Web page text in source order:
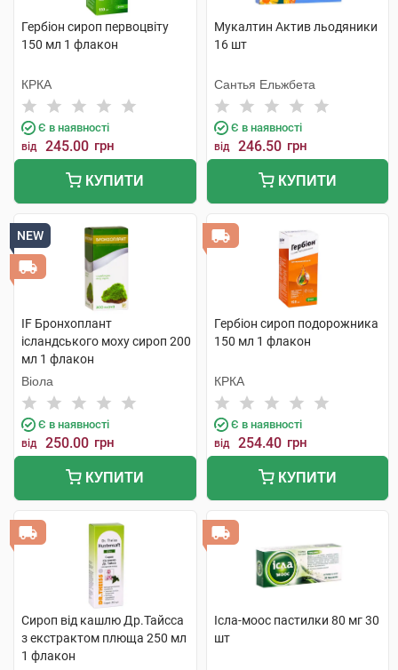
Гербіон сироп первоцвіту
150 мл 1 флакон
КРКА
Є в наявності
від 245.00 грн
КУПИТИ
Мукалтин Актив льодяники
16 шт
Сантья Ельжбета
Є в наявності
від 246.50 грн
КУПИТИ
NEW
IF Бронхоплант
ісландського моху сироп 200
мл 1 флакон
Віола
Є в наявності
від 250.00 грн
КУПИТИ
Гербіон сироп подорожника
150 мл 1 флакон
КРКА
Є в наявності
від 254.40 грн
КУПИТИ
Сироп від кашлю Др.Тайсса
з екстрактом плюща 250 мл
1 флакон
Ісла-моос пастилки 80 мг 30
шт